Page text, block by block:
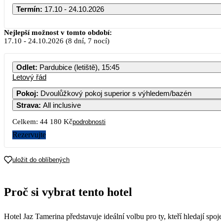
Termín: 17.10 - 24.10.2026
Říjen 2026
PO ÚT ST ČT
25 290
Nejlepší možnost v tomto období:
17.10 - 24.10.2026 (8 dní, 7 nocí)
Odlet: Pardubice (letiště), 15:45
Letový řád
Pokoj: Dvoulůžkový pokoj superior s výhledem/bazén
Strava: All inclusive
Celkem: 44 180 Kčpodrobnosti
Rezervujte
uložit do oblíbených
Proč si vybrat tento hotel
Hotel Jaz Tamerina představuje ideální volbu pro ty, kteří hledají